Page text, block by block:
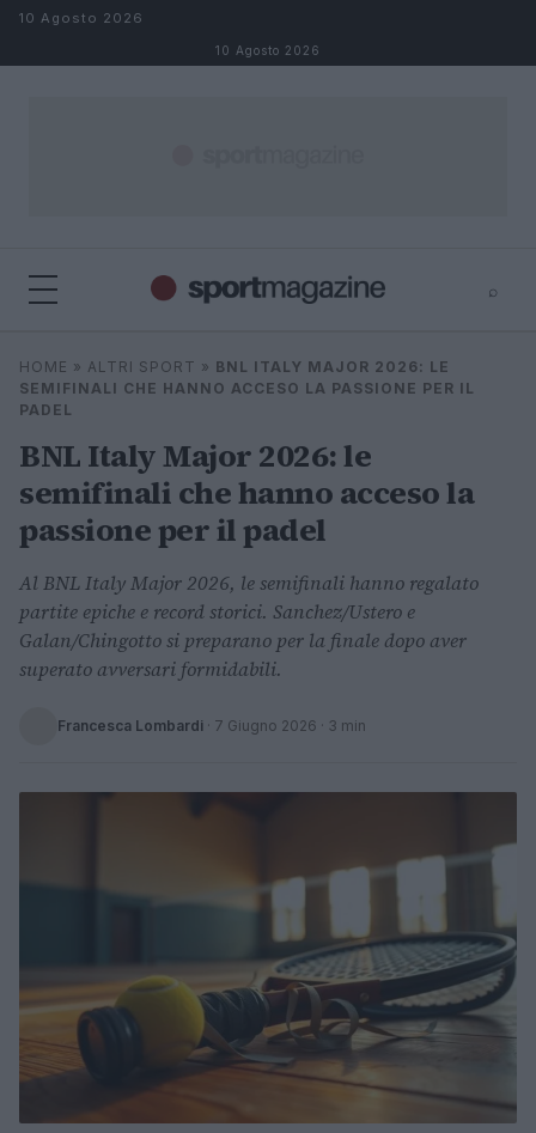
Salta al contenuto
10 Agosto 2026
10 Agosto 2026
⌕
Cerca
HOME » ALTRI SPORT » BNL ITALY MAJOR 2026: LE
SEMIFINALI CHE HANNO ACCESO LA PASSIONE PER IL
PADEL
BNL Italy Major 2026: le
semifinali che hanno acceso la
passione per il padel
Al BNL Italy Major 2026, le semifinali hanno regalato
partite epiche e record storici. Sanchez/Ustero e
Galan/Chingotto si preparano per la finale dopo aver
superato avversari formidabili.
Francesca Lombardi · 7 Giugno 2026 · 3 min